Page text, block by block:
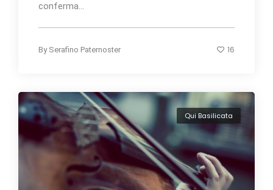
conferma...
By Serafino Paternoster 16
Qui Basilicata